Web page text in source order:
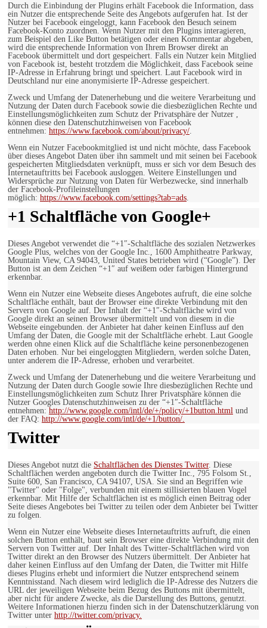
Durch die Einbindung der Plugins erhält Facebook die Information, dass
ein Nutzer die entsprechende Seite des Angebots aufgerufen hat. Ist der
Nutzer bei Facebook eingeloggt, kann Facebook den Besuch seinem
Facebook-Konto zuordnen. Wenn Nutzer mit den Plugins interagieren,
zum Beispiel den Like Button betätigen oder einen Kommentar abgeben,
wird die entsprechende Information von Ihrem Browser direkt an
Facebook übermittelt und dort gespeichert. Falls ein Nutzer kein Mitglied
von Facebook ist, besteht trotzdem die Möglichkeit, dass Facebook seine
IP-Adresse in Erfahrung bringt und speichert. Laut Facebook wird in
Deutschland nur eine anonymisierte IP-Adresse gespeichert.
Zweck und Umfang der Datenerhebung und die weitere Verarbeitung und
Nutzung der Daten durch Facebook sowie die diesbezüglichen Rechte und
Einstellungsmöglichkeiten zum Schutz der Privatsphäre der Nutzer ,
können diese den Datenschutzhinweisen von Facebook
entnehmen: https://www.facebook.com/about/privacy/
Wenn ein Nutzer Facebookmitglied ist und nicht möchte, dass Facebook
über dieses Angebot Daten über ihn sammelt und mit seinen bei Facebook
gespeicherten Mitgliedsdaten verknüpft, muss er sich vor dem Besuch des
Internetauftritts bei Facebook ausloggen. Weitere Einstellungen und
Widersprüche zur Nutzung von Daten für Werbezwecke, sind innerhalb
der Facebook-Profileinstellungen
möglich: https://www.facebook.com/settings?tab=ads
+1 Schaltfläche von Google+
Dieses Angebot verwendet die “+1″-Schaltfläche des sozialen Netzwerkes
Google Plus, welches von der Google Inc., 1600 Amphitheatre Parkway,
Mountain View, CA 94043, United States betrieben wird (“Google”). Der
Button ist an dem Zeichen “+1″ auf weißem oder farbigen Hintergrund
erkennbar.
Wenn ein Nutzer eine Webseite dieses Angebotes aufruft, die eine solche
Schaltfläche enthält, baut der Browser eine direkte Verbindung mit den
Servern von Google auf. Der Inhalt der “+1″-Schaltfläche wird von
Google direkt an seinen Browser übermittelt und von diesem in die
Webseite eingebunden. der Anbieter hat daher keinen Einfluss auf den
Umfang der Daten, die Google mit der Schaltfläche erhebt. Laut Google
werden ohne einen Klick auf die Schaltfläche keine personenbezogenen
Daten erhoben. Nur bei eingeloggten Mitgliedern, werden solche Daten,
unter anderem die IP-Adresse, erhoben und verarbeitet.
Zweck und Umfang der Datenerhebung und die weitere Verarbeitung und
Nutzung der Daten durch Google sowie Ihre diesbezüglichen Rechte und
Einstellungsmöglichkeiten zum Schutz Ihrer Privatsphäre können die
Nutzer Googles Datenschutzhinweisen zu der “+1″-Schaltfläche
entnehmen: http://www.google.com/intl/de/+/policy/+1button.html und
der FAQ: http://www.google.com/intl/de/+1/button/.
Twitter
Dieses Angebot nutzt die Schaltflächen des Dienstes Twitter. Diese
Schaltflächen werden angeboten durch die Twitter Inc., 795 Folsom St.,
Suite 600, San Francisco, CA 94107, USA. Sie sind an Begriffen wie
"Twitter" oder "Folge", verbunden mit einem stillisierten blauen Vogel
erkennbar. Mit Hilfe der Schaltflächen ist es möglich einen Beitrag oder
Seite dieses Angebotes bei Twitter zu teilen oder dem Anbieter bei Twitter
zu folgen.
Wenn ein Nutzer eine Webseite dieses Internetauftritts aufruft, die einen
solchen Button enthält, baut sein Browser eine direkte Verbindung mit den
Servern von Twitter auf. Der Inhalt des Twitter-Schaltflächen wird von
Twitter direkt an den Browser des Nutzers übermittelt. Der Anbieter hat
daher keinen Einfluss auf den Umfang der Daten, die Twitter mit Hilfe
dieses Plugins erhebt und informiert die Nutzer entsprechend seinem
Kenntnisstand. Nach diesem wird lediglich die IP-Adresse des Nutzers die
URL der jeweiligen Webseite beim Bezug des Buttons mit übermittelt,
aber nicht für andere Zwecke, als die Darstellung des Buttons, genutzt.
Weitere Informationen hierzu finden sich in der Datenschutzerklärung von
Twitter unter http://twitter.com/privacy.